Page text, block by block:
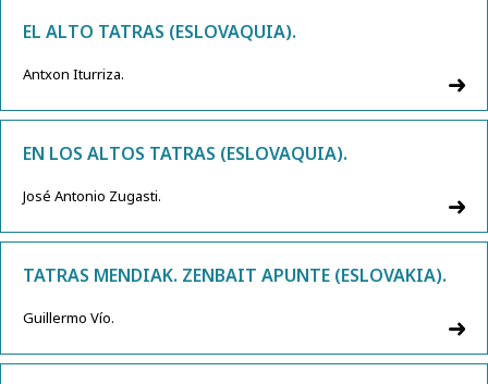
EL ALTO TATRAS (ESLOVAQUIA).
Antxon Iturriza.
EN LOS ALTOS TATRAS (ESLOVAQUIA).
José Antonio Zugasti.
TATRAS MENDIAK. ZENBAIT APUNTE (ESLOVAKIA).
Guillermo Vío.